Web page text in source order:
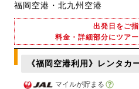
福岡空港・北九州空港
出発日をご
料金・詳細部分にツア
《福岡空港利用》レンタカ
マイルが貯まる